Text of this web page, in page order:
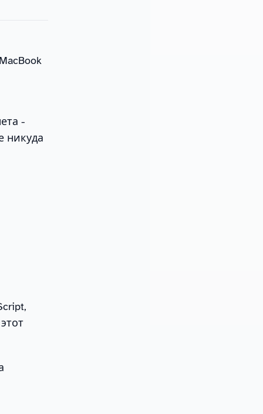
-
никуда